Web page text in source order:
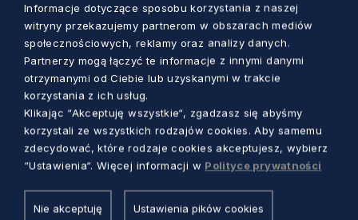
Piotr Pałkowski 2 miesiące temu
Informacje dotyczące sposobu korzystania z naszej
witryny przekazujemy partnerom w obszarach mediów
społecznościowych, reklamy oraz analizy danych.
Partnerzy mogą łączyć te informacje z innymi danymi
otrzymanymi od Ciebie lub uzyskanymi w trakcie
korzystania z ich usług.
Klikając “Akceptuję wszystkie“, zgadzasz się abyśmy
korzystali ze wszystkich rodzajów cookies. Aby samemu
zdecydować, które rodzaje cookies akceptujesz, wybierz
“Ustawienia“. Więcej informacji w Polityce prywatności
Nie akceptuję Ustawienia pików cookies